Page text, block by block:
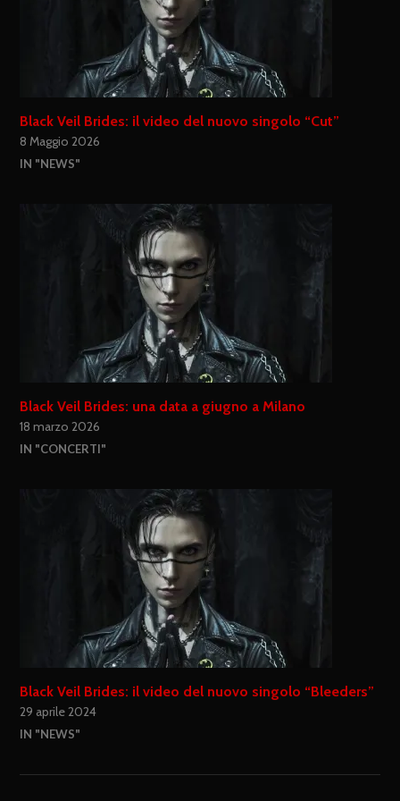
Black Veil Brides: il video del nuovo singolo “Cut”
8 Maggio 2026
IN "NEWS"
Black Veil Brides: una data a giugno a Milano
18 marzo 2026
IN "CONCERTI"
Black Veil Brides: il video del nuovo singolo “Bleeders”
29 aprile 2024
IN "NEWS"